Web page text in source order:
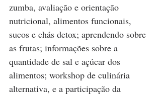
zumba, avaliação e orientação
nutricional, alimentos funcionais,
sucos e chás detox; aprendendo sobre
as frutas; informações sobre a
quantidade de sal e açúcar dos
alimentos; workshop de culinária
alternativa, e a participação da